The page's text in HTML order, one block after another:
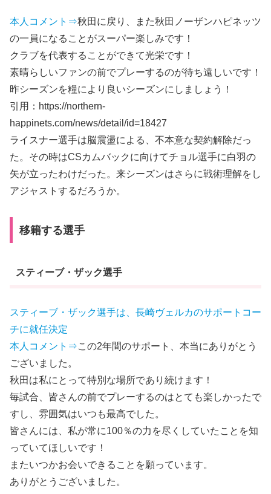
本人コメント⇒秋田に戻り、また秋田ノーザンハピネッツ
の一員になることがスーパー楽しみです！
クラブを代表することができて光栄です！
素晴らしいファンの前でプレーするのが待ち遠しいです！
昨シーズンを糧により良いシーズンにしましょう！
引用：https://northern-
happinets.com/news/detail/id=18427
ライスナー選手は脳震盪による、不本意な契約解除だっ
た。その時はCSカムバックに向けてチョル選手に白羽の
矢が立ったわけだった。来シーズンはさらに戦術理解をし
アジャストするだろうか。
移籍する選手
スティーブ・ザック選手
スティーブ・ザック選手は、長崎ヴェルカのサポートコー
チに就任決定
本人コメント⇒この2年間のサポート、本当にありがとう
ございました。
秋田は私にとって特別な場所であり続けます！
毎試合、皆さんの前でプレーするのはとても楽しかったで
すし、雰囲気はいつも最高でした。
皆さんには、私が常に100％の力を尽くしていたことを知
っていてほしいです！
またいつかお会いできることを願っています。
ありがとうございました。